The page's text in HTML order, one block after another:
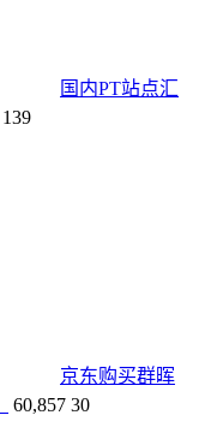
国内PT站点汇
139
京东购买群晖
60,857 30